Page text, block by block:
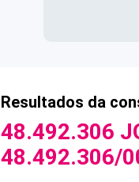
Resultados da
48.492.306
48.492.306/